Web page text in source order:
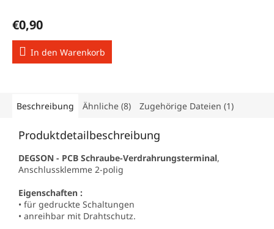
€0,90
In den Warenkorb
Beschreibung Ähnliche (8) Zugehörige Dateien (1)
Produktdetailbeschreibung
DEGSON - PCB Schraube-Verdrahrungsterminal,
Anschlussklemme 2-polig
Eigenschaften :
• für gedruckte Schaltungen
• anreihbar mit Drahtschutz.